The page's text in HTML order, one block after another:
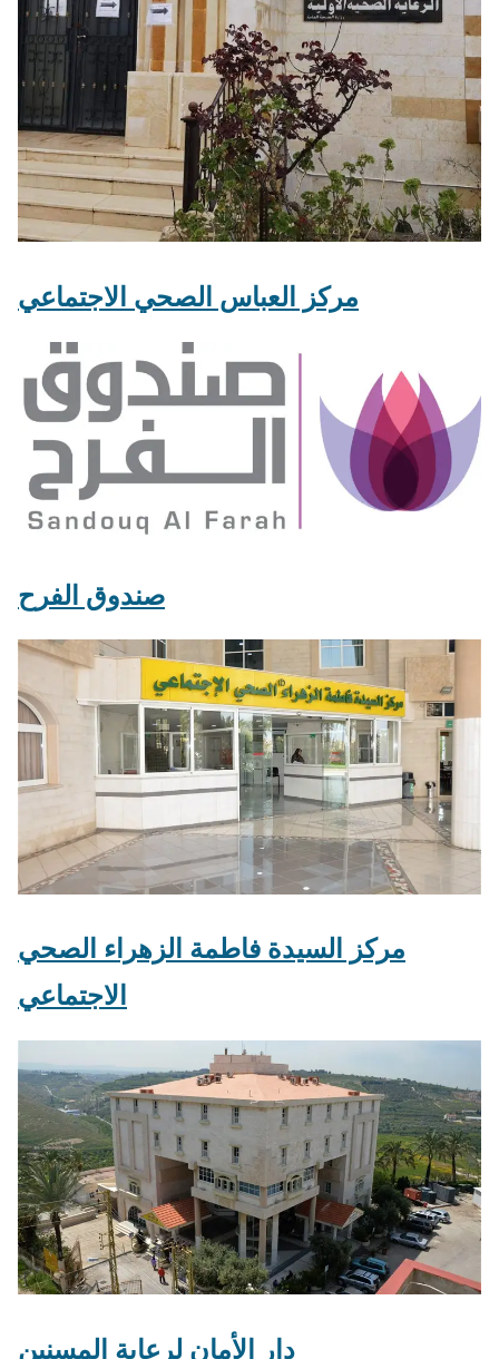
مركز العباس الصحي الاجتماعي
صندوق الفرح
مركز السيدة فاطمة الزهراء الصحي
الاجتماعي
دار الأمان لرعاية المسنين